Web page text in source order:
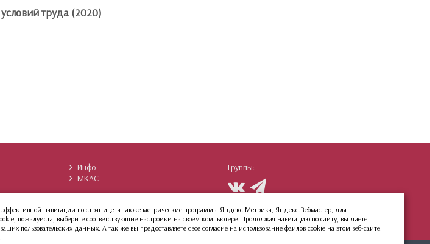
труда (2020)
Инфо
МКАС
Архив сайта
Группы:
эффективной навигации по странице, а также метрические программы Яндекс.Метрика, Яндекс.Вебмастер, для
пожалуйста, выберите соответствующие настройки на своем компьютере. Продолжая навигацию по сайту, вы даете
пользовательских данных. А так же вы предоставляете свое согласие на использование файлов cookie на этом веб-сайте.
.